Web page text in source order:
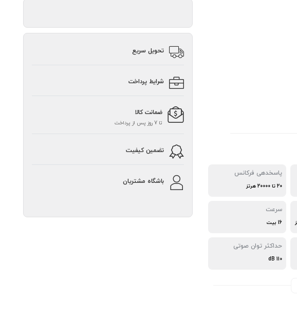
پاسخدهی فرکانس
20 تا 20000 هرتز
سرعت
16 بیت
حداکثر توان صوتی
110 dB
تحویل سریع
شرایط پرداخت
ضمانت کالا
تا 7 روز پس از پرداخت
تضمین کیفیت
باشگاه مشتریان